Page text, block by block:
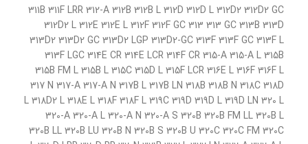
311B 311F LRR 312-A 312B 312B L 312D 312D L 312D2 312D2 GC
312D2 L 312E 312E L 312F 312F GC 313 313 GC 313B 313D
313D2 313D2 GC 313D2 LGP 313D2-GC 313F 313F GC 313F L
313F LGC 314E CR 314E LCR 314F CR 315-A 315-A L 315B
315B FM L 315B L 315C 315D L 315F LCR 316E L 316F 316F L
317 N 317-A 317-A N 317B L 317B LN 318B 318B N 318C 318D
L 318D2 L 318E L 318F 318F L 319C 319D 319D L 319D LN 320 L
320-A 320-A L 320-A N 320-A S 320B 320B FM LL 320B L
320B LL 320B LU 320B N 320B S 320B U 320C 320C FM 320C